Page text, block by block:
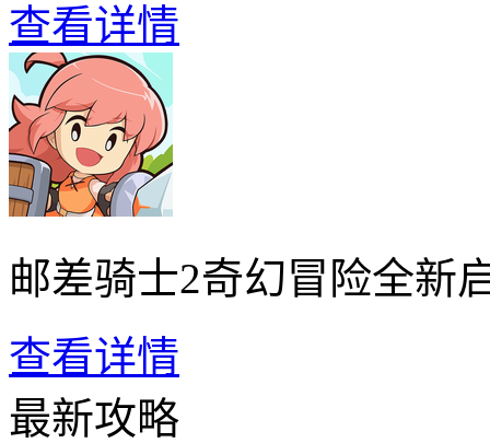
查看详情
邮差骑士2奇幻冒险全新
查看详情
最新攻略